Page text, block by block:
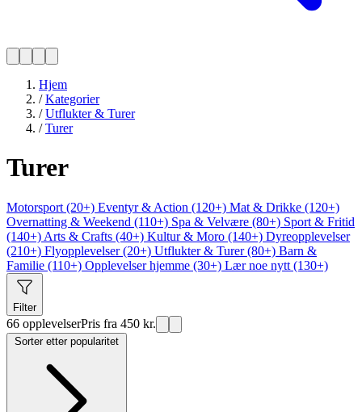
Hjem
/Kategorier
/Utflukter & Turer
/Turer
Turer
Motorsport (20+) Eventyr & Action (120+) Mat & Drikke (120+)
Overnatting & Weekend (110+) Spa & Velvære (80+) Sport & Fritid
(140+) Arts & Crafts (40+) Kultur & Moro (140+) Dyreopplevelser
(210+) Flyopplevelser (20+) Utflukter & Turer (80+) Barn &
Familie (110+) Opplevelser hjemme (30+) Lær noe nytt (130+)
Filter
66 opplevelserPris fra 450 kr.